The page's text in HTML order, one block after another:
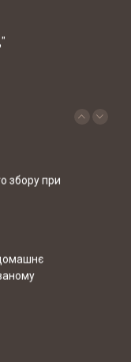
CARS-
збору при